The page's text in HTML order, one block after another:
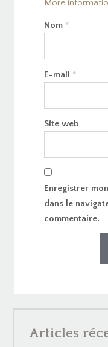
More
Nom *
E-mail *
Site web
Enregistrer
dans le
commentaire.
Articles